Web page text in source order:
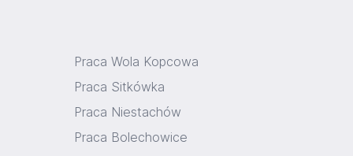
Praca Wola Kopcowa
Praca Sitkówka
Praca Niestachów
Praca Bolechowice